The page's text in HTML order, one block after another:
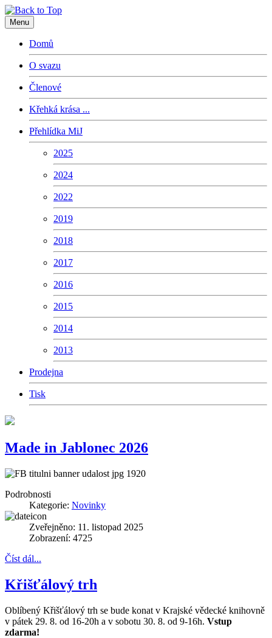
Menu
Domů
O svazu
Členové
Křehká krása ...
Přehlídka MiJ
2025
2024
2022
2019
2018
2017
2016
2015
2014
2013
Prodejna
Tisk
Made in Jablonec 2026
Podrobnosti
Kategorie: Novinky
Zveřejněno: 11. listopad 2025
Zobrazení: 4725
Číst dál...
Křišťálový trh
Oblíbený Křišťálový trh se bude konat v Krajské vědecké knihovně
v pátek 29. 8. od 16-20h a v sobotu 30. 8. od 9-16h. Vstup
zdarma!